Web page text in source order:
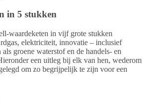
in 5 stukken
waardeketen in vijf grote stukken
elektriciteit, innovatie – inclusief
groene waterstof en de handels- en
een uitleg bij elk van hen, wederom
om zo begrijpelijk te zijn voor een